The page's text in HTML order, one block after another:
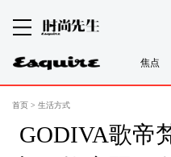
焦点
首页 > 生活方式
GODIVA歌帝